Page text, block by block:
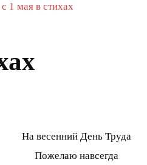
1 мая в стихах
На весенний День Труда
Пожелаю навсегда